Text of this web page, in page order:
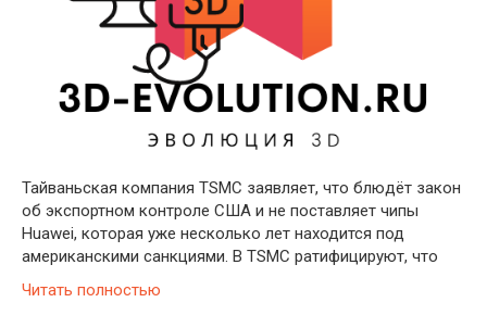
Тайваньская компания TSMC заявляет, что блюдёт закон
об экспортном контроле США и не поставляет чипы
Huawei, которая уже несколько лет находится под
американскими санкциями. В TSMC ратифицируют, что
Читать полностью